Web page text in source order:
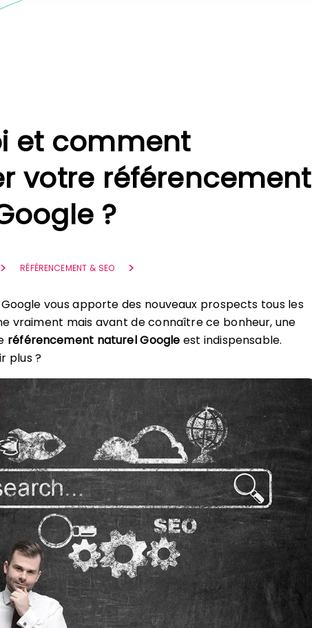
et comment
votre référencement
?
RÉFÉRENCEMENT & SEO
vous apporte des nouveaux prospects tous les
vraiment mais avant de connaître ce bonheur, une
référencement naturel Google est indispensable.
plus ?